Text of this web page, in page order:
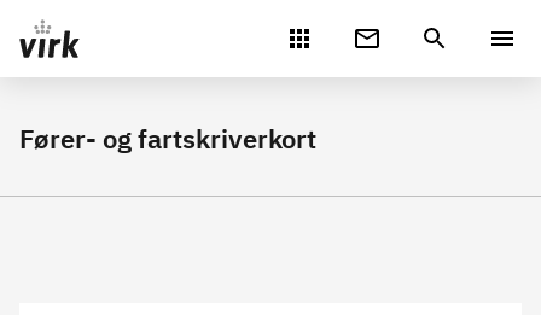
Gå direkte til indhold
Fører- og fartskriverkort